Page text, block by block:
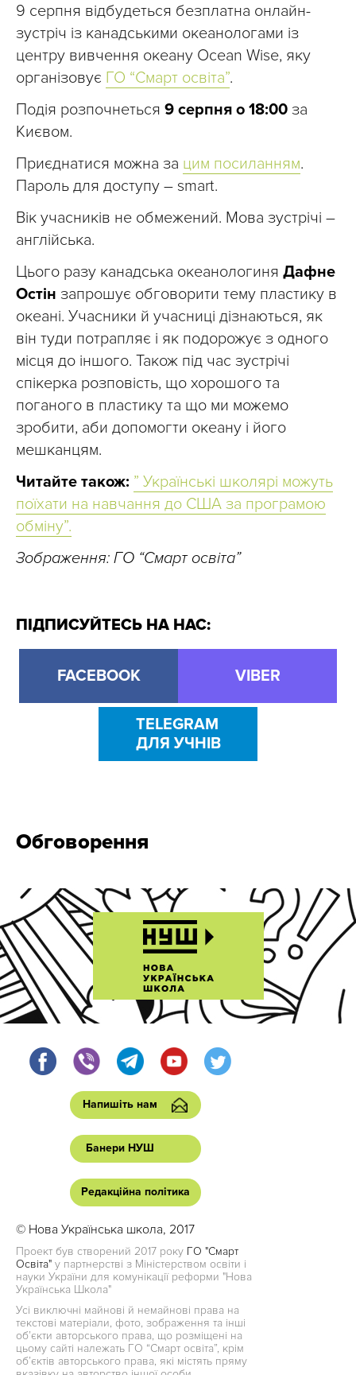
9 серпня відбудеться безплатна онлайн-
зустріч із канадськими океанологами із
центру вивчення океану Ocean Wise, яку
організовує ГО “Смарт освіта”.
Подія розпочнеться 9 серпня о 18:00 за
Києвом.
Приєднатися можна за цим посиланням.
Пароль для доступу – smart.
Вік учасників не обмежений. Мова зустрічі –
англійська.
Цього разу канадська океанологиня Дафне
Остін запрошує обговорити тему пластику в
океані. Учасники й учасниці дізнаються, як
він туди потрапляє і як подорожує з одного
місця до іншого. Також під час зустрічі
спікерка розповість, що хорошого та
поганого в пластику та що ми можемо
зробити, аби допомогти океану і його
мешканцям.
Читайте також: ” Українські школярі можуть
поїхати на навчання до США за програмою
обміну”.
Зображення: ГО “Смарт освіта”
ПІДПИСУЙТЕСЬ НА НАС:
FACEBOOK VIBER
TELEGRAM
ДЛЯ УЧНІВ
Обговорення
Напишіть нам
Банери НУШ
Редакційна політика
© Нова Українська школа, 2017
Проект був створений 2017 року ГО "Смарт
Освіта" у партнерстві з Міністерством освіти і
науки України для комунікації реформи "Нова
Українська Школа"
Усі виключні майнові й немайнові права на
текстові матеріали, фото, зображення та інші
об’єкти авторського права, що розміщені на
цьому сайті належать ГО “Смарт освіта”, крім
об’єктів авторського права, які містять пряму